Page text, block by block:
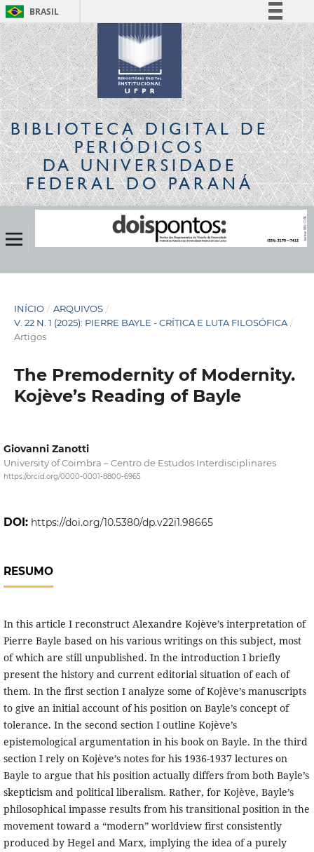
BRASIL
Simplifique!
Comunica BR
Participe
Acesso à informação
Legislação
Canais
BIBLIOTECA DIGITALDE
PERIÓDICOS
DA UNIVERSIDADE
FEDERAL DO PARANÁ
INÍCIO / ARQUIVOS /
V. 22 N. 1 (2025): PIERRE BAYLE - CRÍTICA E LUTA FILOSÓFICA /
Artigos
The Premodernity of Modernity.
Kojève’s Reading of Bayle
Giovanni Zanotti
University of Coimbra – Centro de Estudos Interdisciplinares
https://orcid.org/0000-0001-8800-6965
DOI: https://doi.org/10.5380/dp.v22i1.98665
RESUMO
In this article I reconstruct Alexandre Kojève’s interpretation of
Pierre Bayle based on his various writings on this subject, most
of which are still unpublished. In the introduction I briefly
present the history and current editorial situation of each of
them. In the first section I analyze some of Kojève’s manuscripts
to give an initial account of his position on Bayle’s concept of
tolerance. In the second section I outline Kojève’s
epistemological argumentation in his book on Bayle. In the third
section I rely on Kojève’s notes for his 1936-1937 lectures on
Bayle to argue that his position actually differs from both Bayle’s
skepticism and political liberalism. Rather, for Kojève, Bayle’s
philosophical impasse results from his transitional position in the
movement toward a “modern” worldview first consistently
produced by Hegel and Marx, implying the idea of a purely